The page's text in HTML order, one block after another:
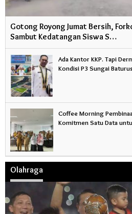
Gotong Royong Jumat Bersih,
Sambut Kedatangan Siswa S…
Ada Kantor KKP. Tapi
Kondisi P3 Sungai
Coffee Morning
Komitmen Satu Data
Olahraga